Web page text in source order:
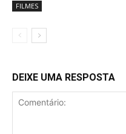
FILMES
DEIXE UMA RESPOSTA